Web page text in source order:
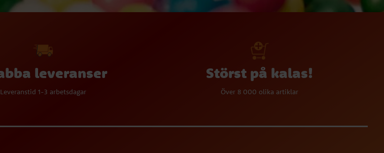
leveranser
Leveranstid 1-3 arbetsdagar
Störst på kalas!
Över 8 000 olika artiklar